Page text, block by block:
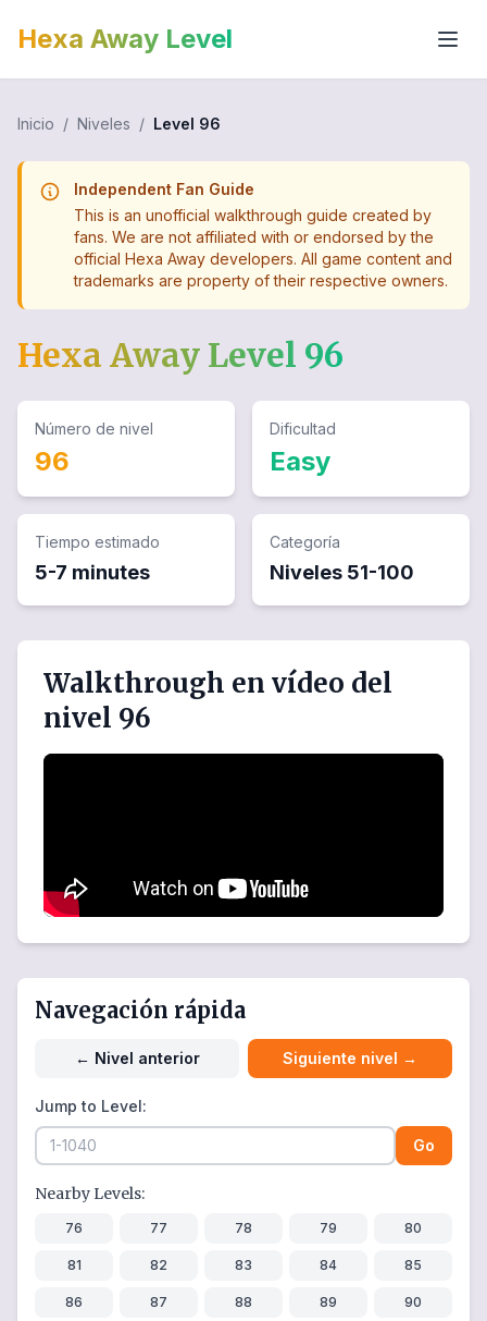
Hexa Away Level
Inicio / Niveles / Level 96
Independent Fan Guide
This is an unofficial walkthrough guide created by
fans. We are not affiliated with or endorsed by the
official Hexa Away developers. All game content and
trademarks are property of their respective owners.
Hexa Away Level 96
Número de nivel
96
Dificultad
Easy
Tiempo estimado
5-7 minutes
Categoría
Niveles 51-100
Walkthrough en vídeo del
nivel 96
Navegación rápida
← Nivel anterior Siguiente nivel →
Jump to Level:
Go
Nearby Levels:
76 77 78 79 80
81 82 83 84 85
86 87 88 89 90